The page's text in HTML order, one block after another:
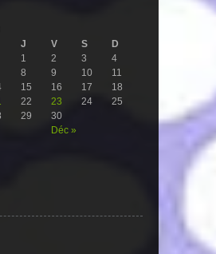
J V S D
Déc »
1 2 3
4
8 9 10
11
15 16 17
18
22 23 24
25
29 30